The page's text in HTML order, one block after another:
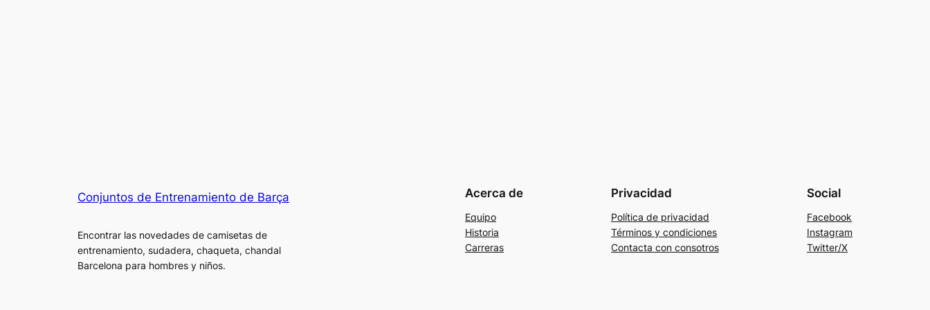
Conjuntos de Entrenamiento de Barça
Encontrar las novedades de camisetas de
entrenamiento, sudadera, chaqueta, chandal
Barcelona para hombres y niños.
Acerca de
Equipo
Historia
Carreras
Privacidad
Política de privacidad
Términos y condiciones
Contacta con consotros
Social
Facebook
Instagram
Twitter/X